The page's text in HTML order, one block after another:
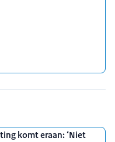
komt eraan: ‘Niet